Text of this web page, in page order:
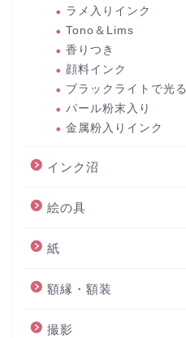
ラメ入りインク
Tono＆Lims
香りつき
顔料インク
ブラックライトで光る
パール粉末入り
金属粉入りインク
インク沼
絵の具
紙
額縁・額装
撮影